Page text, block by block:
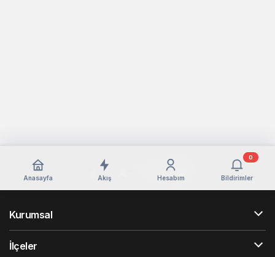
Anasayfa Akış Hesabım Bildirimler
0
Kurumsal
İlçeler